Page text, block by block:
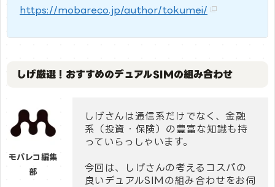
https://mobareco.jp/author/tokumei/
しげ厳選！おすすめのデュアルSIMの組み合わせ
モバレコ編集
部
しげさんは通信系だけでなく、金融
系（投資・保険）の豊富な知識も持
っていらっしゃいます。
今回は、しげさんの考えるコスパの
良いデュアルSIMの組み合わせをお伺